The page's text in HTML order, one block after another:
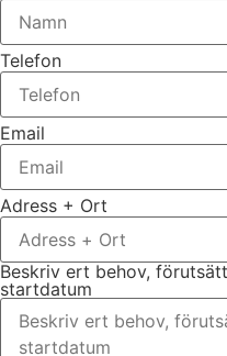
Telefon
Email
Adress + Ort
Beskriv ert behov,
startdatum